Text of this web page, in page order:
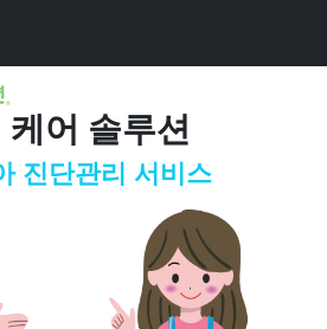
케어 솔루션
진단관리 서비스